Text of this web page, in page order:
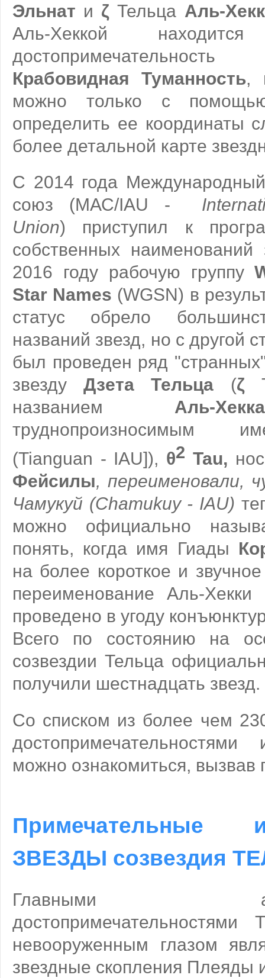
Эльнат и ζ Тельца Аль-
Аль-Хеккой
Крабовидная Туманность,
можно только с
определить ее координаты
более детальной карте
С 2014 года
союз (МАС/IAU -
Union) приступил к
собственных
2016 году рабочую группу
Star Names (WGSN) в
статус обрело
названий звезд, но с другой
был проведен ряд
звездуДзета Тельца (ζ
названием Аль-
(Tianguan - IAU]), θ2 Tau,
Фейсилы, переименовали,
Чамукуй (Chamukuy - IAU)
можно официально
понять, когда имя Гиады
на более короткое и
переименование Аль-
проведено в угоду
Всего по состоянию на
созвездии Тельца
получили шестнадцать звезд.
Со списком из более чем
можно ознакомиться, вызвав
ЗВЕЗДЫ созвездия
Главными
невооруженным глазом
звездные скопления Плеяды